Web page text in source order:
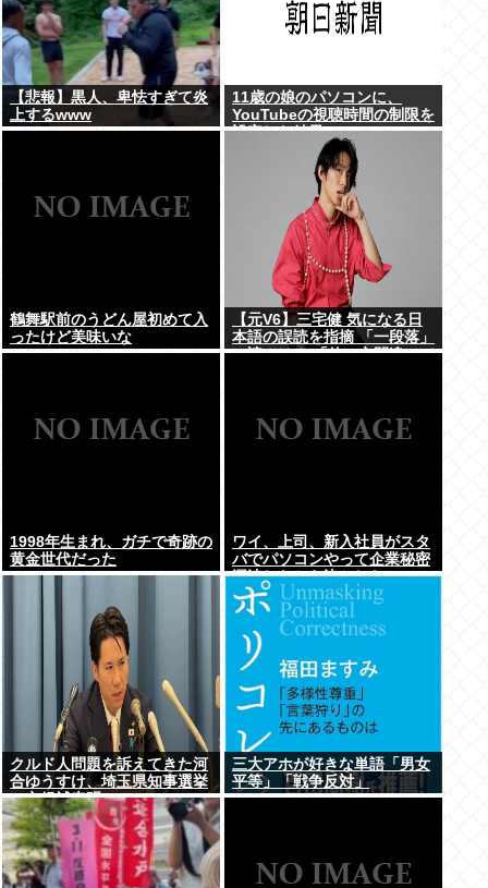
【悲報】黒人、卑怯すぎて炎
上するwww
11歳の娘のパソコンに、
YouTubeの視聴時間の制限を
設定した結果
鶴舞駅前のうどん屋初めて入
ったけど美味いな
【元V6】三宅健 気になる日
本語の誤読を指摘 「一段落」
の読みは？ 「使い方間違って
1998年生まれ、ガチで奇跡の
黄金世代だった
ワイ、上司、新入社員がスタ
バでパソコンやって企業秘密
漏洩したから泣かした
クルド人問題を訴えてきた河
合ゆうすけ、埼玉県知事選挙
に立候補表明www
三大アホが好きな単語「男女
平等」「戦争反対」